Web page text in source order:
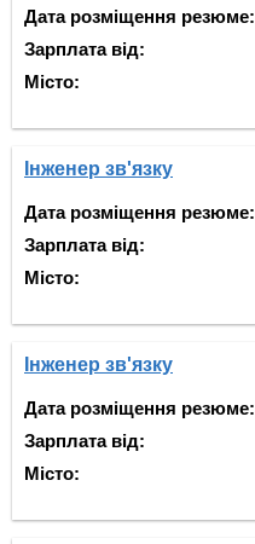
Дата розміщення резюме:
Зарплата від:
Місто:
Інженер зв'язку
Дата розміщення резюме:
Зарплата від:
Місто:
Інженер зв'язку
Дата розміщення резюме:
Зарплата від:
Місто: